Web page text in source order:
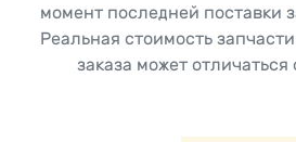
момент последней поставки
Реальная стоимость
заказа может отличаться